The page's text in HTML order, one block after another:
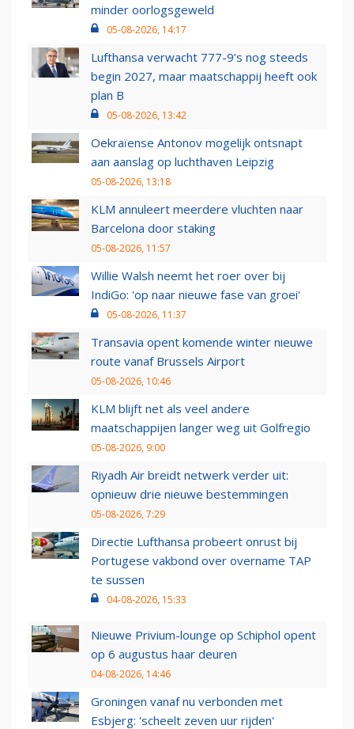
minder oorlogsgeweld
05-08-2026, 14:17
Lufthansa verwacht 777-9’s nog steeds
begin 2027, maar maatschappij heeft ook
plan B
05-08-2026, 13:42
Oekraïense Antonov mogelijk ontsnapt
aan aanslag op luchthaven Leipzig
05-08-2026, 13:18
KLM annuleert meerdere vluchten naar
Barcelona door staking
05-08-2026, 11:57
Willie Walsh neemt het roer over bij
IndiGo: 'op naar nieuwe fase van groei'
05-08-2026, 11:37
Transavia opent komende winter nieuwe
route vanaf Brussels Airport
05-08-2026, 10:46
KLM blijft net als veel andere
maatschappijen langer weg uit Golfregio
05-08-2026, 9:00
Riyadh Air breidt netwerk verder uit:
opnieuw drie nieuwe bestemmingen
05-08-2026, 7:29
Directie Lufthansa probeert onrust bij
Portugese vakbond over overname TAP
te sussen
04-08-2026, 15:33
Nieuwe Privium-lounge op Schiphol opent
op 6 augustus haar deuren
04-08-2026, 14:46
Groningen vanaf nu verbonden met
Esbjerg: 'scheelt zeven uur rijden'